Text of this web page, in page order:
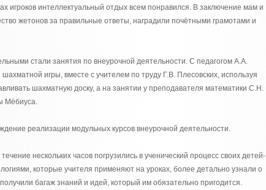
игроков интеллектуальный отдых всем понравился. В заключение мам и
жетонов за правильные ответы, наградили почётными грамотами и
стали занятия по внеурочной деятельности. С педагогом А.А.
игры, вместе с учителем по труду Г.В. Плесовских, используя
шахматную доску, а на занятии у преподавателя математики С.Н.
Мёбиуса.
реализации модульных курсов внеурочной деятельности.
нескольких часов погрузились в ученический процесс своих детей-
которые учителя применяют на уроках, более детально узнали о
багаж знаний и идей, который им обязательно пригодится.